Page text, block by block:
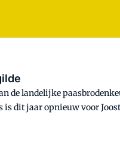
de landelijke
is dit jaar opnieuw voor